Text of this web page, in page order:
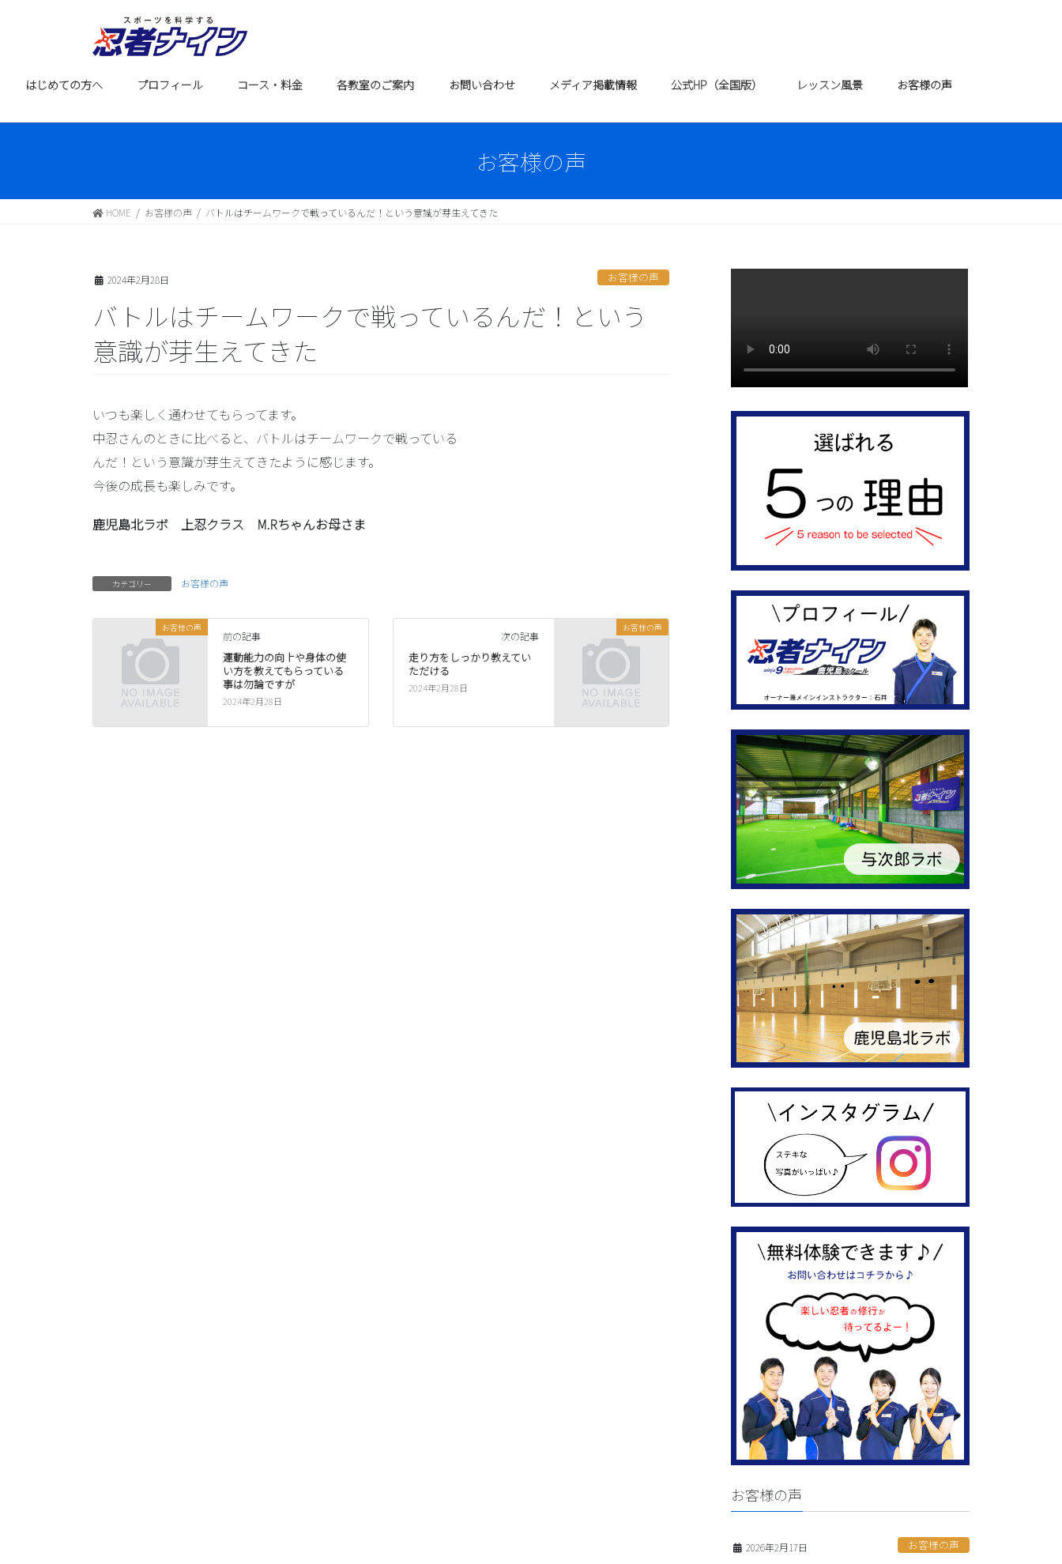
移
ン
はじめての方へ プロフィール コース・料金 各教室のご案内 お問い合わせ メディア掲載情報 公式HP（全国版） レッスン風景 お客様の声
お客様の声
HOME お客様の声 バトルはチームワークで戦っているんだ！という意識が芽生えてきた
2024年2月28日 お客様の声
バトルはチームワークで戦っているんだ！という
意識が芽生えてきた
いつも楽しく通わせてもらってます。
中忍さんのときに比べると、バトルはチームワークで戦っている
んだ！という意識が芽生えてきたように感じます。
今後の成長も楽しみです。
鹿児島北ラボ 上忍クラス M.Rちゃんお母さま
カテゴリー お客様の声
お客様の声
前の記事
運動能力の向上や身体の使
い方を教えてもらっている
事は勿論ですが
2024年2月28日
お客様の声
次の記事
走り方をしっかり教えてい
ただける
2024年2月28日
お客様の声
2026年2月17日 お客様の声